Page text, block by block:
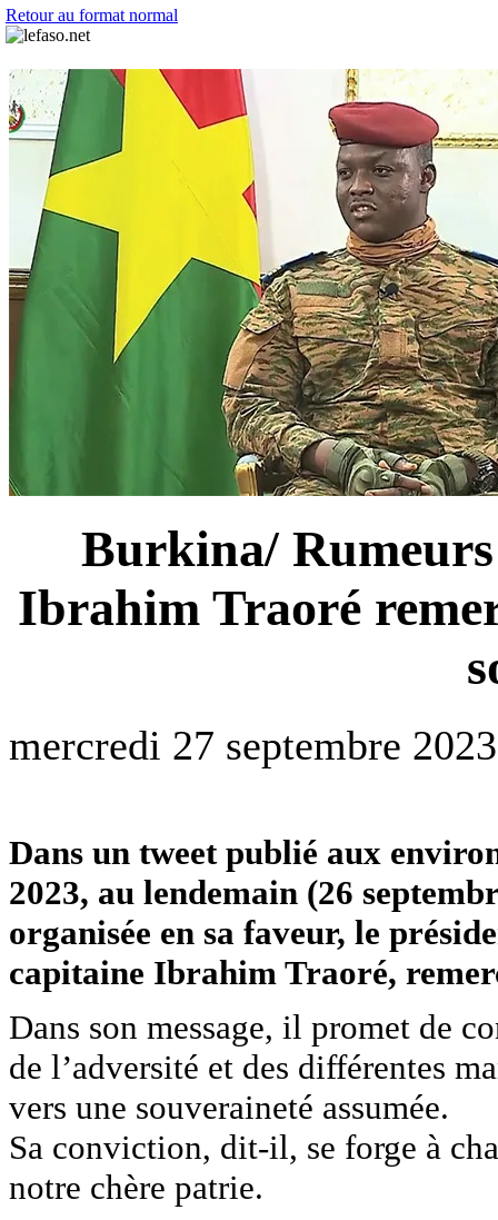
Retour au format normal
Burkina/
Ibrahim Traoré
mercredi 27 septembre
Dans un tweet publié aux
2023, au lendemain (26
organisée en sa faveur, le
capitaine Ibrahim Traoré,
Dans son message, il promet de
de l’adversité et des différentes
vers une souveraineté assumée.
Sa conviction, dit-il, se forge à
notre chère patrie.